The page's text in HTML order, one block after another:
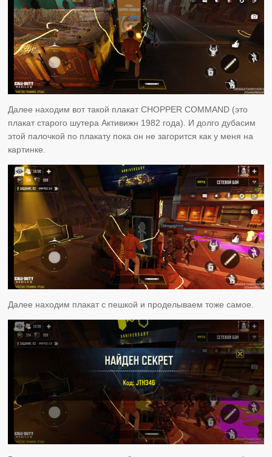
Далее находим вот такой плакат CHOPPER COMMAND (это
плакат старого шутера Активижн 1982 года). И долго дубасим
этой палочкой по плакату пока он не загорится как у меня на
картинке.
Далее находим плакат с пешкой и проделываем тоже самое.